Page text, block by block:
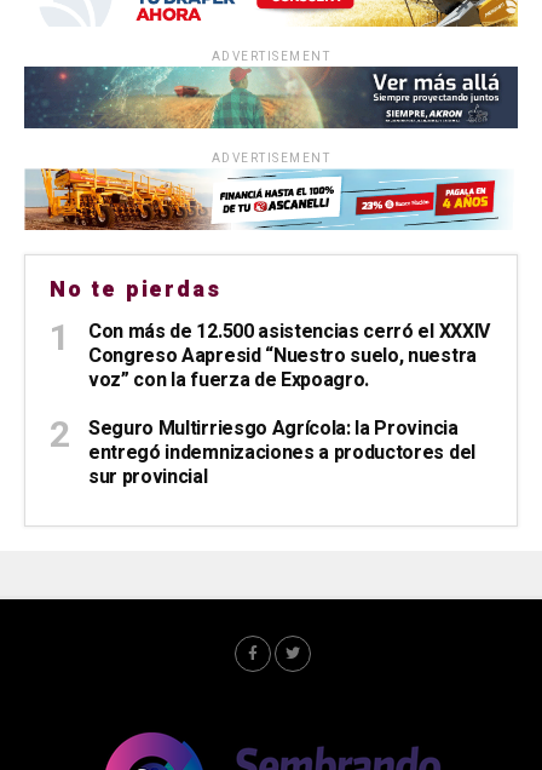
ADVERTISEMENT
ADVERTISEMENT
No te pierdas
Con más de 12.500 asistencias cerró el XXXIV
Congreso Aapresid “Nuestro suelo, nuestra
voz” con la fuerza de Expoagro.
Seguro Multirriesgo Agrícola: la Provincia
entregó indemnizaciones a productores del
sur provincial